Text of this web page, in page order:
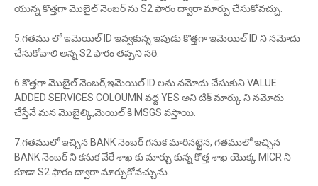
యున్న కొత్తగా మొబైల్ నెంబర్ ను S2 ఫారం ద్వారా మార్పు చేసుకోవచ్చు.
5.గతము లో ఇమెయిల్ ID ఇవ్వకున్న ఇపుడు కొత్తగా ఇమెయిల్ ID ని నమోదు
చేసుకోవాలి అన్న S2 ఫారం తప్పని సరి.
6.కొత్తగా మొబైల్ నెంబర్,ఇమెయిల్ ID లను నమోదు చేసుకుని VALUE
ADDED SERVICES COLOUMN వద్ద YES అని టిక్ మార్కు ని నమోదు
చేస్తేనే మన మొబైల్కి,మెయిల్ కి MSGS వస్తాయి.
7.గతములో ఇచ్చిన BANK నెంబర్ గనుక మారినట్లైన, గతములో ఇచ్చిన
BANK నెంబర్ ని కనుక వేరే శాఖ కు మార్చు కున్న కొత్త శాఖ యొక్క MICR ని
కూడా S2 ఫారం ద్వారా మార్చుకోవచ్చును.